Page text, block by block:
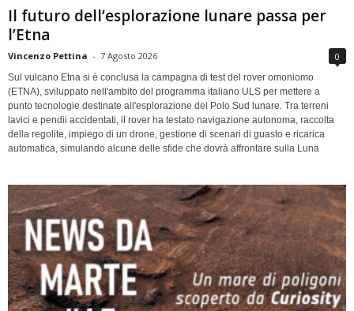
Il futuro dell’esplorazione lunare passa per
l’Etna
Vincenzo Pettina - 7 Agosto 2026 0
Sul vulcano Etna si è conclusa la campagna di test del rover omoniomo
(ETNA), sviluppato nell'ambito del programma italiano ULS per mettere a
punto tecnologie destinate all'esplorazione del Polo Sud lunare. Tra terreni
lavici e pendii accidentati, il rover ha testato navigazione autonoma, raccolta
della regolite, impiego di un drone, gestione di scenari di guasto e ricarica
automatica, simulando alcune delle sfide che dovrà affrontare sulla Luna